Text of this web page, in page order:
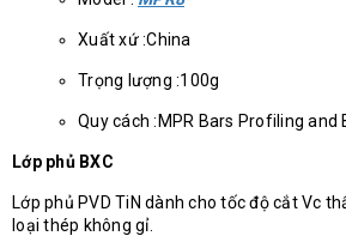
Xuất xứ :China
Trọng lượng :100g
Quy cách :MPR Bars Profiling and
Lớp phủ BXC
Lớp phủ PVD TiN dành cho tốc độ cắt Vc
loại thép không gỉ.